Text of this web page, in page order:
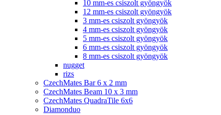
10 mm-es csiszolt gyöngyök
12 mm-es csiszolt gyöngyök
3 mm-es csiszolt gyöngyök
4 mm-es csiszolt gyöngyök
5 mm-es csiszolt gyöngyök
6 mm-es csiszolt gyöngyök
8 mm-es csiszolt gyöngyök
nugget
rizs
CzechMates Bar 6 x 2 mm
CzechMates Beam 10 x 3 mm
CzechMates QuadraTile 6x6
Diamonduo